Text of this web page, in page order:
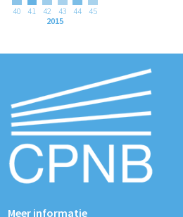
40 41 42 43 44
45
2015
Meer informatie